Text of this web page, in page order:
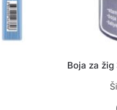
Boja za